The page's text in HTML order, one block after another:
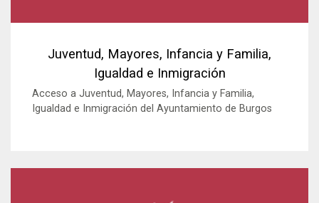
Juventud, Mayores, Infancia y Familia,
Igualdad e Inmigración
Acceso a Juventud, Mayores, Infancia y Familia,
Igualdad e Inmigración del Ayuntamiento de Burgos